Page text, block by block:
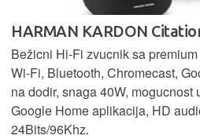
HARMAN KARDON
Bežicni Hi-Fi zvucnik sa
Wi-Fi, Bluetooth, Chromecast,
na dodir, snaga 40W,
Google Home aplikacija, HD
24Bits/96Khz.